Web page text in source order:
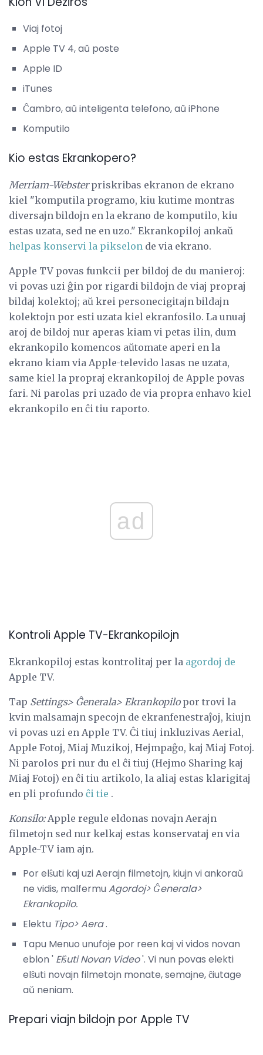
Viaj fotoj
Apple TV 4, aŭ poste
Apple ID
iTunes
Ĉambro, aŭ inteligenta telefono, aŭ iPhone
Komputilo
Kio estas Ekrankopero?
Merriam-Websterpriskribas ekranon de ekrano
kiel "komputila programo, kiu kutime montras
diversajn bildojn en la ekrano de komputilo, kiu
estas uzata, sed ne en uzo." Ekrankopiloj ankaŭ
helpas konservi la pikselon de via ekrano.
Apple TV povas funkcii per bildoj de du manieroj:
vi povas uzi ĝin por rigardi bildojn de viaj propraj
bildaj kolektoj; aŭ krei personecigitajn bildajn
kolektojn por esti uzata kiel ekranfosilo. La unuaj
aroj de bildoj nur aperas kiam vi petas ilin, dum
ekrankopilo komencos aŭtomate aperi en la
ekrano kiam via Apple-televido lasas ne uzata,
same kiel la propraj ekrankopiloj de Apple povas
fari. Ni parolas pri uzado de via propra enhavo kiel
ekrankopilo en ĉi tiu raporto.
ad
Kontroli Apple TV-Ekrankopilojn
Ekrankopiloj estas kontrolitaj per la agordoj de
Apple TV.
Tap Settings> Ĝenerala> Ekrankopilopor trovi la
kvin malsamajn specojn de ekranfenestraĵoj, kiujn
vi povas uzi en Apple TV. Ĉi tiuj inkluzivas Aerial,
Apple Fotoj, Miaj Muzikoj, Hejmpaĝo, kaj Miaj Fotoj.
Ni parolos pri nur du el ĉi tiuj (Hejmo Sharing kaj
Miaj Fotoj) en ĉi tiu artikolo, la aliaj estas klarigitaj
en pli profundo ĉi tie .
Konsilo:Apple regule eldonas novajn Aerajn
filmetojn sed nur kelkaj estas konservataj en via
Apple-TV iam ajn.
Por elŝuti kaj uzi Aerajn filmetojn, kiujn vi ankoraŭ
ne vidis, malfermu Agordoj> Ĝenerala>
Ekrankopilo.
Elektu Tipo> Aera.
Tapu Menuo unufoje por reen kaj vi vidos novan
eblon ' Elŝuti Novan Video'. Vi nun povas elekti
elŝuti novajn filmetojn monate, semajne, ĉiutage
aŭ neniam.
Prepari viajn bildojn por Apple TV